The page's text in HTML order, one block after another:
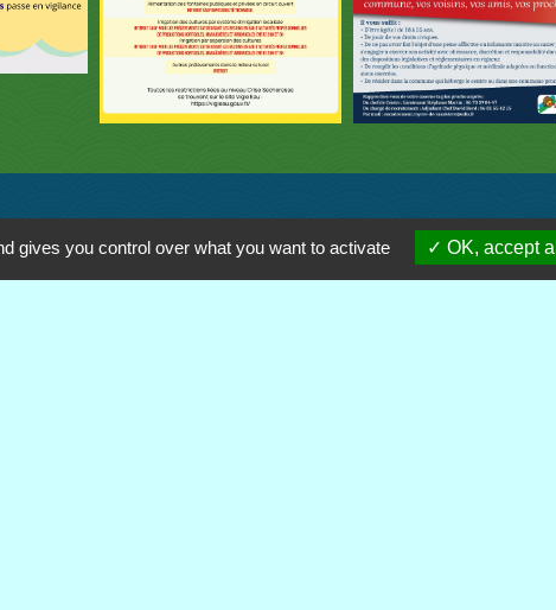
gives you control over what you want to activate OK, accept all